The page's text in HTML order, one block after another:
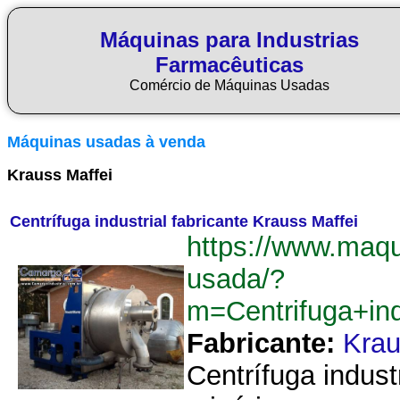
Máquinas para Industrias
Farmacêuticas
Comércio de Máquinas Usadas
Máquinas usadas à venda
Krauss Maffei
Centrífuga industrial fabricante Krauss Maffei
https://
usada/?
Fabricante:
Centrífuga